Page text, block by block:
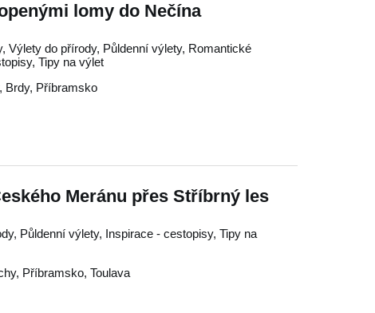
lomy do Nečína
Výlety do přírody, Půldenní výlety, Romantické
Tipy na výlet
Brdy, Příbramsko
Meránu přes Stříbrný les
Půldenní výlety, Inspirace - cestopisy, Tipy na
, Příbramsko, Toulava